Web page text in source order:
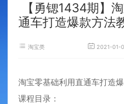
【勇锶1434期】
通车打造爆款方法
淘宝类 2021-01-
淘宝零基础利用直通车打造
课程目录：